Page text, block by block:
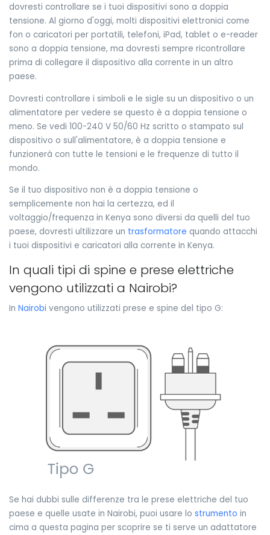
dovresti controllare se i tuoi dispositivi sono a doppia
tensione. Al giorno d'oggi, molti dispositivi elettronici come
fon o caricatori per portatili, telefoni, iPad, tablet o e-reader
sono a doppia tensione, ma dovresti sempre ricontrollare
prima di collegare il dispositivo alla corrente in un altro
paese.
Dovresti controllare i simboli e le sigle su un dispositivo o un
alimentatore per vedere se questo è a doppia tensione o
meno. Se vedi 100-240 V 50/60 Hz scritto o stampato sul
dispositivo o sull'alimentatore, è a doppia tensione e
funzionerà con tutte le tensioni e le frequenze di tutto il
mondo.
Se il tuo dispositivo non è a doppia tensione o
semplicemente non hai la certezza, ed il
voltaggio/frequenza in Kenya sono diversi da quelli del tuo
paese, dovresti ultilizzare un trasformatore quando attacchi
i tuoi dispositivi e caricatori alla corrente in Kenya.
In quali tipi di spine e prese elettriche
vengono utilizzati a Nairobi?
In Nairobi vengono utilizzati prese e spine del tipo G:
Se hai dubbi sulle differenze tra le prese elettriche del tuo
paese e quelle usate in Nairobi, puoi usare lo strumento in
cima a questa pagina per scoprire se ti serve un adattatore